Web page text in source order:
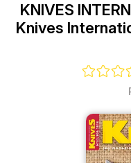
KNIVES
Knives